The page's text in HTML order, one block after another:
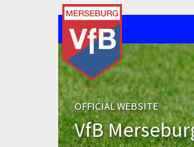
OFFICIAL WEBSITE
VfB